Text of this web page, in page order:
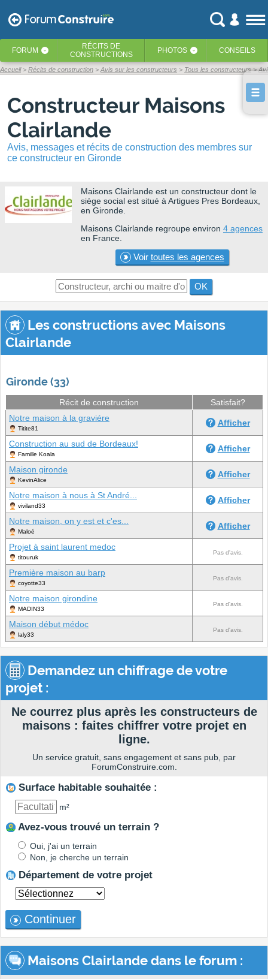
FORUM ‹ RÉCITS DE
CONSTRUCTIONS
PHOTOS ‹ CONSEILS
Accueil Récits de construction Avis sur les constructeurs Tous les constructeurs
Constructeur Maisons
Clairlande
Avis, messages et récits de construction des membres sur
ce constructeur en Gironde
Maisons Clairlande est un constructeur dont le
siège social est situé à Artigues Pres Bordeaux,
en Gironde.
Maisons Clairlande regroupe environ 4 agences
en France.
Voir toutes les agences
OK
Les constructions avec Maisons
Clairlande
Gironde (33)
Récit de construction
Satisfait?
Notre maison à la graviére
Titite81
Afficher
Construction au sud de Bordeaux!
Famille Koala
Afficher
Maison gironde
KevinAlice
Afficher
Notre maison à nous à St André...
viviland33
Afficher
Notre maison, on y est et c'es...
Maloé
Afficher
Projet à saint laurent medoc
titouruk
Pas d'avis.
Première maison au barp
coyotte33
Pas d'avis.
Notre maison girondine
MADIN33
Pas d'avis.
Maison début médoc
laly33
Pas d'avis.
Demandez un chiffrage de votre
projet :
Ne courrez plus après les constructeurs de
maisons : faites chiffrer votre projet en
ligne.
Un service gratuit, sans engagement et sans pub, par
ForumConstruire.com.
Surface habitable souhaitée :
m²
Avez-vous trouvé un terrain ?
Oui, j'ai un terrain
Non, je cherche un terrain
Département de votre projet
Continuer
Maisons Clairlande dans le forum :